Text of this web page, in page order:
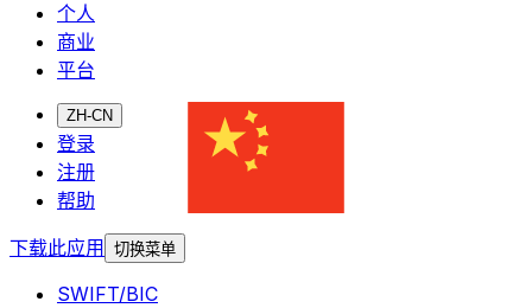
个人
商业
平台
ZH-CN
登录
注册
帮助
下载此应用
切换菜单
SWIFT/BIC